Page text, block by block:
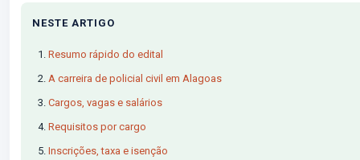
NESTE ARTIGO
Resumo rápido do edital
A carreira de policial civil em Alagoas
Cargos, vagas e salários
Requisitos por cargo
Inscrições, taxa e isenção